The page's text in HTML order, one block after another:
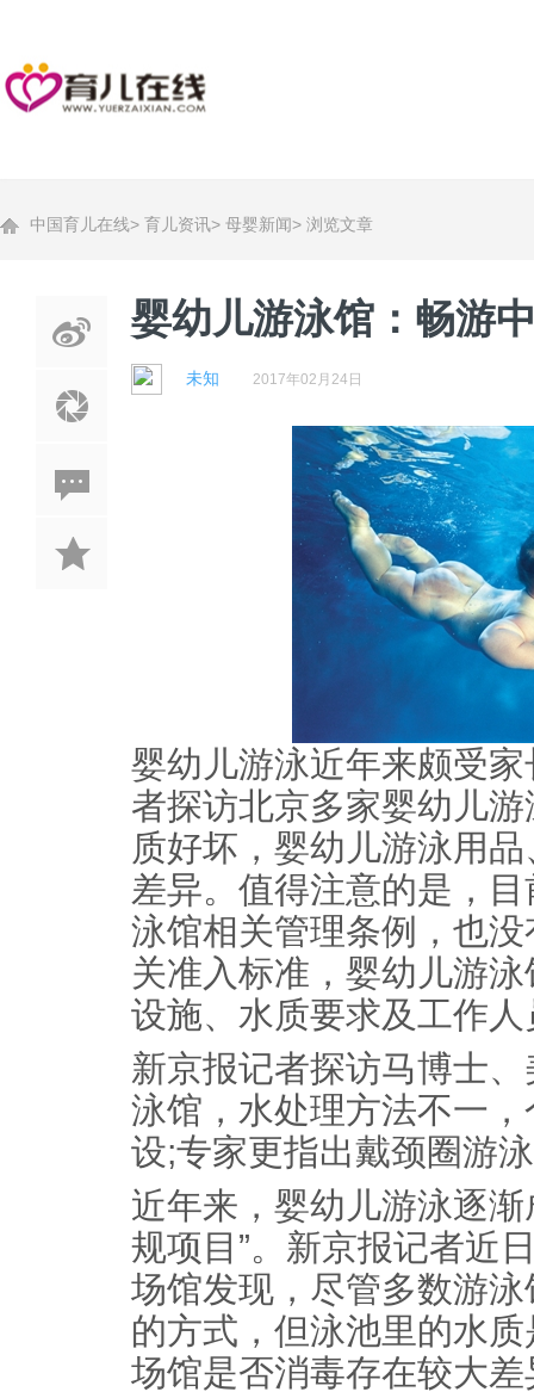
中国育儿在线> 育儿资讯> 母婴新闻> 浏览文章
婴幼儿游泳馆：畅游
未知 2017年02月24日
婴幼儿游泳近年来颇受
者探访北京多家婴幼儿
质好坏，婴幼儿游泳用
差异。值得注意的是，
泳馆相关管理条例，也
关准入标准，婴幼儿游
设施、水质要求及工作
新京报记者探访马博士
泳馆，水处理方法不一
设;专家更指出戴颈圈游
近年来，婴幼儿游泳逐
规项目”。新京报记者近
场馆发现，尽管多数游
的方式，但泳池里的水
场馆是否消毒存在较大差